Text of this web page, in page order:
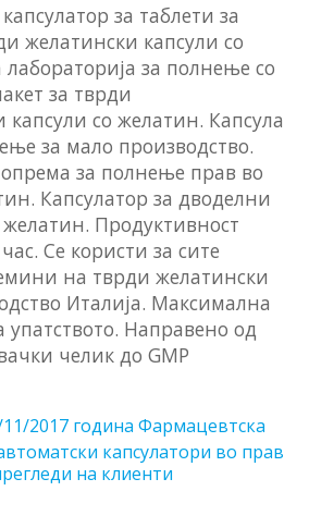
за таблети за
желатински капсули со
за полнење со
за тврди
со желатин. Капсула
за мало производство.
за полнење прав во
Капсулатор за дводелни
Продуктивност
Се користи за сите
на тврди желатински
Италија. Максимална
упатството. Направено од
челик до GMP
2017 година Фармацевтска
капсулатори во прав
на клиенти